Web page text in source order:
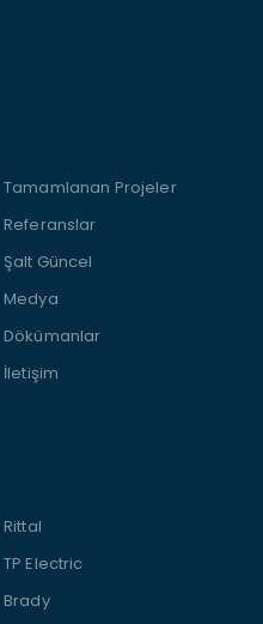
Tamamlanan Projeler
Referanslar
Şalt Güncel
Medya
Dökümanlar
İletişim
Rittal
TP Electric
Brady